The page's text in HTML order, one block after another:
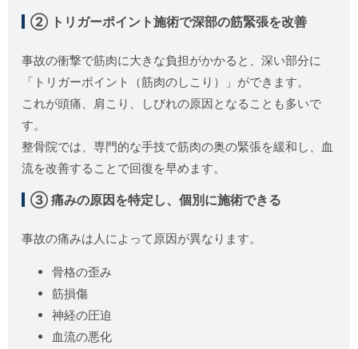
② トリガーポイント施術で深部の筋緊張を改善
事故の衝撃で筋肉に大きな負担がかかると、深い部分に
「トリガーポイント（筋肉のしこり）」ができます。
これが頭痛、肩こり、しびれの原因となることも多いで
す。
整骨院では、専門的な手技で筋肉の奥の緊張を緩和し、血
流を改善することで回復を早めます。
③ 痛みの原因を特定し、個別に施術できる
事故の痛みは人によって原因が異なります。
骨格の歪み
筋損傷
神経の圧迫
血流の悪化